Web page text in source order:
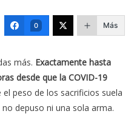
0 Más
más. Exactamente hasta
desde que la COVID-19
el peso de los sacrificios suela
depuso ni una sola arma.